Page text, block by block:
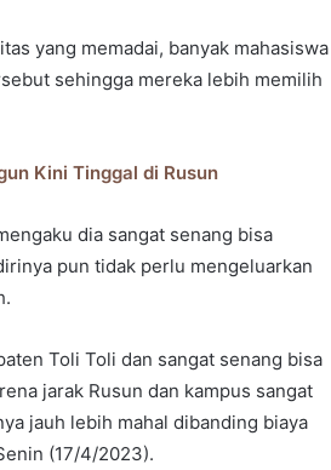
yang memadai, banyak mahasiswa
sehingga mereka lebih memilih
Kini Tinggal di Rusun
dia sangat senang bisa
pun tidak perlu mengeluarkan
Toli Toli dan sangat senang bisa
jarak Rusun dan kampus sangat
jauh lebih mahal dibanding biaya
(17/4/2023).